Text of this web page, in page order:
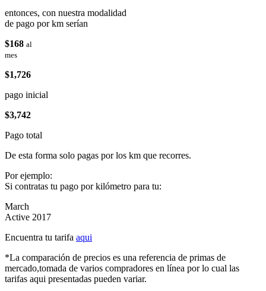
entonces, con nuestra modalidad
de pago por km serían
$168 al
mes
$1,726
pago inicial
$3,742
Pago total
De esta forma solo pagas por los km que recorres.
Por ejemplo:
Si contratas tu pago por kilómetro para tu:
March
Active 2017
Encuentra tu tarifa aqui
*La comparación de precios es una referencia de primas de
mercado,tomada de varios compradores en línea por lo cual las
tarifas aqui presentadas pueden variar.